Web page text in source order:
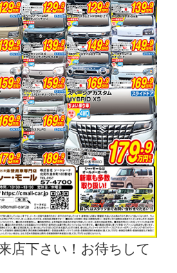
店下さい！お待ちして